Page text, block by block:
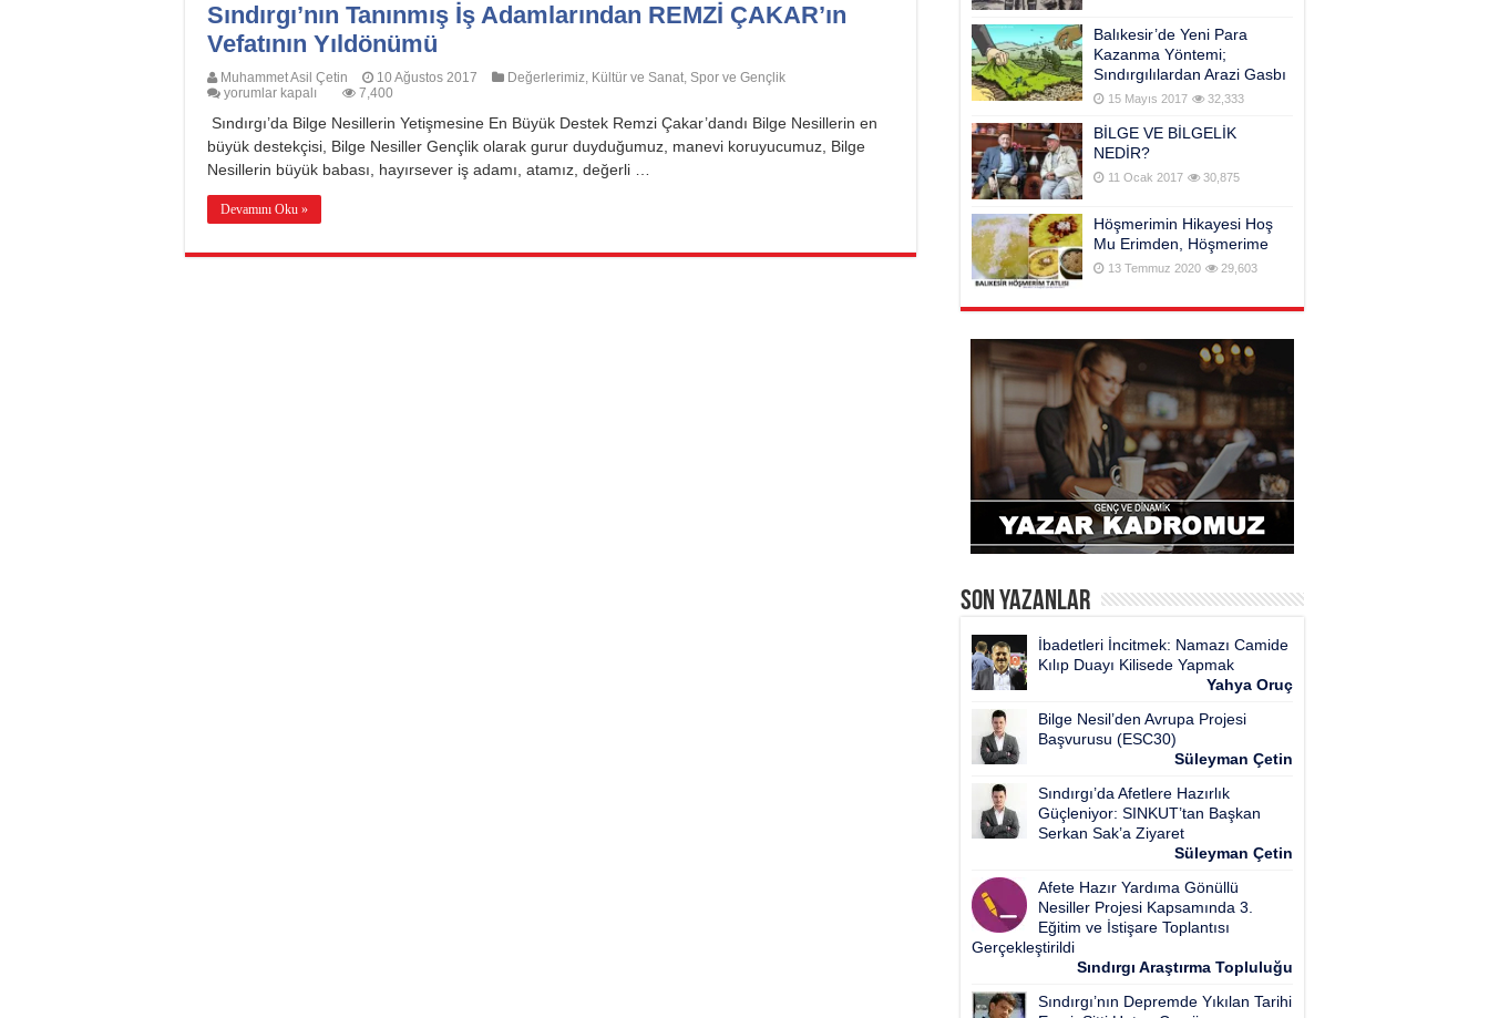
Sındırgı’nın Tanınmış İş Adamlarından REMZİ ÇAKAR’ın
Vefatının Yıldönümü
Muhammet Asil Çetin 10 Ağustos 2017 Değerlerimiz, Kültür ve Sanat, Spor ve Gençlik
Sındırgı’nın
İş
Adamlarından
REMZİ
ÇAKAR’ın
Yıldönümü
için
yorumlar kapalı 7,400
Sındırgı’da Bilge Nesillerin Yetişmesine En Büyük Destek Remzi Çakar’dandı Bilge Nesillerin en
büyük destekçisi, Bilge Nesiller Gençlik olarak gurur duyduğumuz, manevi koruyucumuz, Bilge
Nesillerin büyük babası, hayırsever iş adamı, atamız, değerli …
Devamını Oku »
Balıkesir’de Yeni Para
Kazanma Yöntemi;
Sındırgılılardan Arazi Gasbı
15 Mayıs 2017 32,333
BİLGE VE BİLGELİK
NEDİR?
11 Ocak 2017 30,875
Höşmerimin Hikayesi Hoş
Mu Erimden, Höşmerime
13 Temmuz 2020 29,603
Son Yazanlar
İbadetleri İncitmek: Namazı Camide
Kılıp Duayı Kilisede Yapmak
Yahya Oruç
Bilge Nesil’den Avrupa Projesi
Başvurusu (ESC30)
Süleyman Çetin
Sındırgı’da Afetlere Hazırlık
Güçleniyor: SINKUT’tan Başkan
Serkan Sak’a Ziyaret
Süleyman Çetin
Afete Hazır Yardıma Gönüllü
Nesiller Projesi Kapsamında 3.
Eğitim ve İstişare Toplantısı
Gerçekleştirildi
Sındırgı Araştırma Topluluğu
Sındırgı’nın Depremde Yıkılan Tarihi